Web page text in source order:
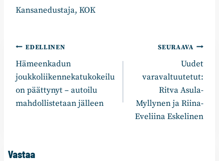
Kansanedustaja, KOK
Artikkelien
selaus
EDELLINEN
Hämeenkadun
joukkoliikennekatukokeilu
on päättynyt – autoilu
mahdollistetaan jälleen
SEURAAVA
Uudet
varavaltuutetut:
Ritva Asula-
Myllynen ja Riina-
Eveliina Eskelinen
Vastaa